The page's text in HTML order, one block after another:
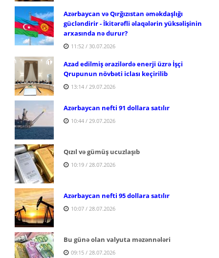
Azərbaycan və Qırğızıstan əməkdaşlığı
gücləndirir - İkitərəfli əlaqələrin yüksəlişinin
arxasında nə durur?
11:52 / 30.07.2026
Azad edilmiş ərazilərdə enerji üzrə İşçi
Qrupunun növbəti iclası keçirilib
13:14 / 29.07.2026
Azərbaycan nefti 91 dollara satılır
10:44 / 29.07.2026
Qızıl və gümüş ucuzlaşıb
10:19 / 28.07.2026
Azərbaycan nefti 95 dollara satılır
10:07 / 28.07.2026
Bu günə olan valyuta məzənnələri
09:15 / 28.07.2026